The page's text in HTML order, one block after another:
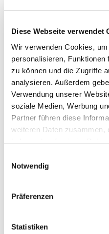
Diese Webseite verwendet
Wir verwenden Cookies,
personalisieren, Funktionen
zu können und die Zugriffe
analysieren. Außerdem
Verwendung unserer
soziale Medien, Werbung
Partner führen diese
weiteren Daten zusammen,
Notwendig
Präferenzen
Statistiken
anwenden möchten. Mit
Nähere Auskünfte erteilt
05204 / 92 04 54